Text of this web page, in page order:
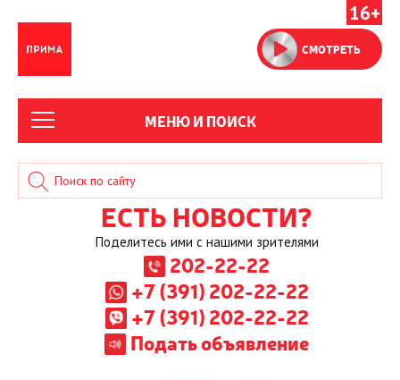
16+
СМОТРЕТЬ
МЕНЮ И ПОИСК
ЕСТЬ НОВОСТИ?
Поделитесь ими с нашими зрителями
202-22-22
+7 (391) 202-22-22
+7 (391) 202-22-22
Подать объявление